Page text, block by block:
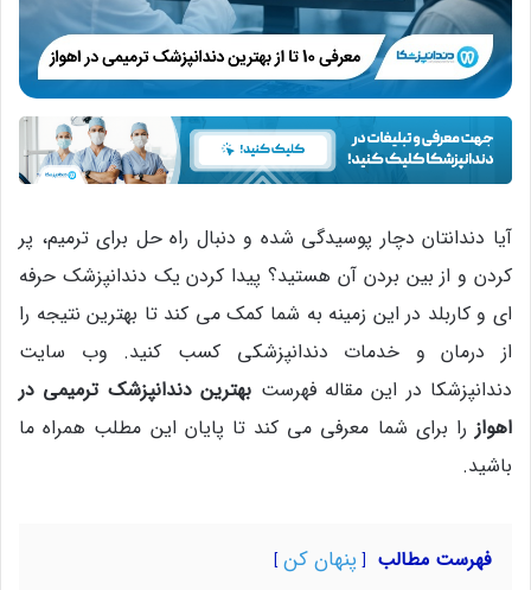
آیا دندانتان دچار پوسیدگی شده و دنبال راه حل برای ترمیم، پر
کردن و از بین بردن آن هستید؟ پیدا کردن یک دندانپزشک حرفه
ای و کاربلد در این زمینه به شما کمک می کند تا بهترین نتیجه را
از درمان و خدمات دندانپزشکی کسب کنید. وب سایت
دندانپزشکا در این مقاله فهرست بهترین دندانپزشک ترمیمی در
اهوازرا برای شما معرفی می کند تا پایان این مطلب همراه ما
باشید.
فهرست مطالب
پنهان کن